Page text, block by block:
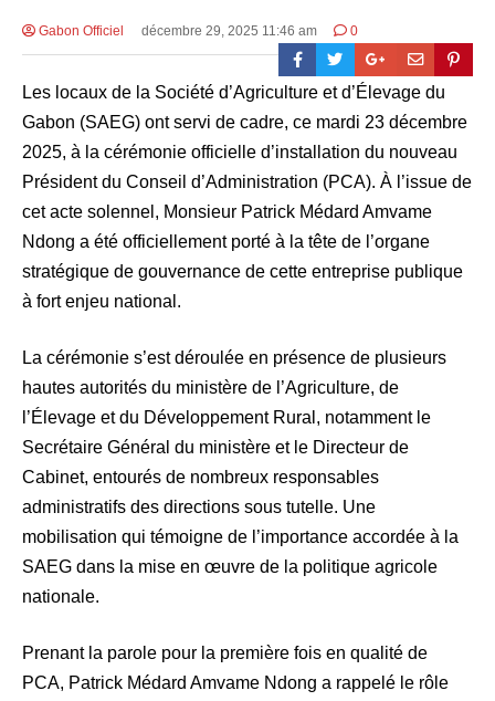
Gabon Officiel décembre 29, 2025 11:46 am 0
Les locaux de la Société d’Agriculture et d’Élevage du
Gabon (SAEG) ont servi de cadre, ce mardi 23 décembre
2025, à la cérémonie officielle d’installation du nouveau
Président du Conseil d’Administration (PCA). À l’issue de
cet acte solennel, Monsieur Patrick Médard Amvame
Ndong a été officiellement porté à la tête de l’organe
stratégique de gouvernance de cette entreprise publique
à fort enjeu national.
La cérémonie s’est déroulée en présence de plusieurs
hautes autorités du ministère de l’Agriculture, de
l’Élevage et du Développement Rural, notamment le
Secrétaire Général du ministère et le Directeur de
Cabinet, entourés de nombreux responsables
administratifs des directions sous tutelle. Une
mobilisation qui témoigne de l’importance accordée à la
SAEG dans la mise en œuvre de la politique agricole
nationale.
Prenant la parole pour la première fois en qualité de
PCA, Patrick Médard Amvame Ndong a rappelé le rôle